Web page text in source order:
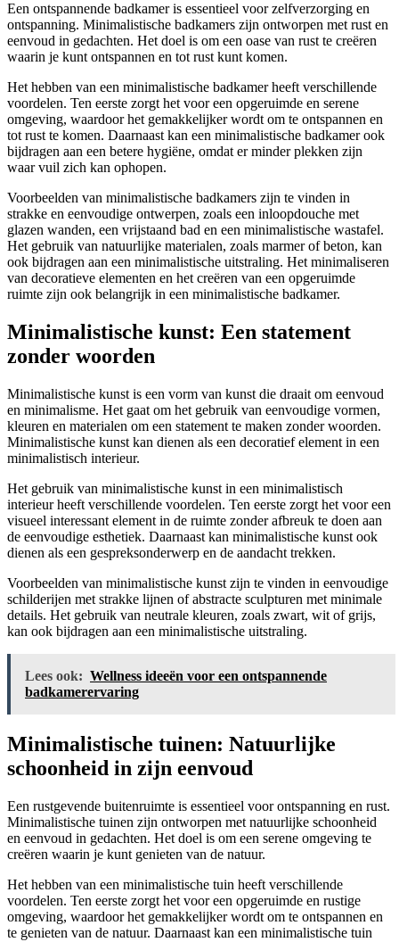
Een ontspannende badkamer is essentieel voor zelfverzorging en
ontspanning. Minimalistische badkamers zijn ontworpen met rust en
eenvoud in gedachten. Het doel is om een oase van rust te creëren
waarin je kunt ontspannen en tot rust kunt komen.
Het hebben van een minimalistische badkamer heeft verschillende
voordelen. Ten eerste zorgt het voor een opgeruimde en serene
omgeving, waardoor het gemakkelijker wordt om te ontspannen en
tot rust te komen. Daarnaast kan een minimalistische badkamer ook
bijdragen aan een betere hygiëne, omdat er minder plekken zijn
waar vuil zich kan ophopen.
Voorbeelden van minimalistische badkamers zijn te vinden in
strakke en eenvoudige ontwerpen, zoals een inloopdouche met
glazen wanden, een vrijstaand bad en een minimalistische wastafel.
Het gebruik van natuurlijke materialen, zoals marmer of beton, kan
ook bijdragen aan een minimalistische uitstraling. Het minimaliseren
van decoratieve elementen en het creëren van een opgeruimde
ruimte zijn ook belangrijk in een minimalistische badkamer.
Minimalistische kunst: Een statement
zonder woorden
Minimalistische kunst is een vorm van kunst die draait om eenvoud
en minimalisme. Het gaat om het gebruik van eenvoudige vormen,
kleuren en materialen om een statement te maken zonder woorden.
Minimalistische kunst kan dienen als een decoratief element in een
minimalistisch interieur.
Het gebruik van minimalistische kunst in een minimalistisch
interieur heeft verschillende voordelen. Ten eerste zorgt het voor een
visueel interessant element in de ruimte zonder afbreuk te doen aan
de eenvoudige esthetiek. Daarnaast kan minimalistische kunst ook
dienen als een gespreksonderwerp en de aandacht trekken.
Voorbeelden van minimalistische kunst zijn te vinden in eenvoudige
schilderijen met strakke lijnen of abstracte sculpturen met minimale
details. Het gebruik van neutrale kleuren, zoals zwart, wit of grijs,
kan ook bijdragen aan een minimalistische uitstraling.
Lees ook: Wellness ideeën voor een ontspannende
badkamerervaring
Minimalistische tuinen: Natuurlijke
schoonheid in zijn eenvoud
Een rustgevende buitenruimte is essentieel voor ontspanning en rust.
Minimalistische tuinen zijn ontworpen met natuurlijke schoonheid
en eenvoud in gedachten. Het doel is om een serene omgeving te
creëren waarin je kunt genieten van de natuur.
Het hebben van een minimalistische tuin heeft verschillende
voordelen. Ten eerste zorgt het voor een opgeruimde en rustige
omgeving, waardoor het gemakkelijker wordt om te ontspannen en
te genieten van de natuur. Daarnaast kan een minimalistische tuin